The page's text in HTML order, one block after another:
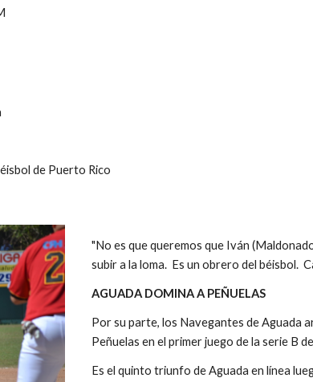
de Puerto Rico
"No es que queremos que Iván
subir a la loma.  Es un obrero del béisbol.
AGUADA DOMINA A PEÑUELAS
Por su parte, los Navegantes de Aguada
Peñuelas en el primer juego de la serie B
Es el quinto triunfo de Aguada en línea